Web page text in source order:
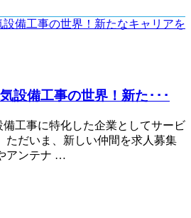
設備工事の世界！新た･･･
工事に特化した企業としてサービ
ただいま、新しい仲間を求人募集
アンテナ …